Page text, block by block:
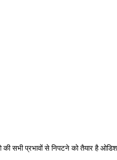
की सभी प्रभावों से निपटने को तैयार है